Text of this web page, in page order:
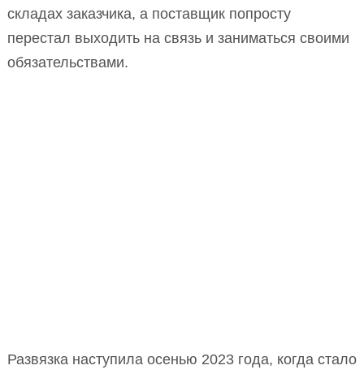
складах заказчика, а поставщик попросту
перестал выходить на связь и заниматься своими
обязательствами.
Развязка наступила осенью 2023 года, когда стало